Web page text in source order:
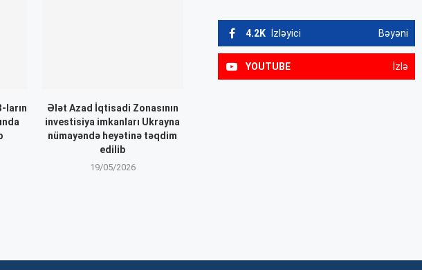
ların
Ələt Azad İqtisadi Zonasının
investisiya imkanları Ukrayna
nümayəndə heyətinə təqdim
edilib
19/05/2026
4.2K İzləyici Bəyəni
YOUTUBE İzlə